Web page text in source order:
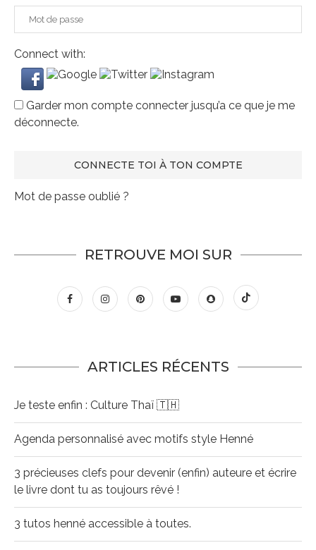
Connect with:
Garder mon compte connecter jusqu’a ce que je me
déconnecte.
Mot de passe oublié ?
RETROUVE MOI SUR
ARTICLES RÉCENTS
Je teste enfin : Culture Thaï 🇹🇭
Agenda personnalisé avec motifs style Henné
3 précieuses clefs pour devenir (enfin) auteure et écrire
le livre dont tu as toujours rêvé !
3 tutos henné accessible à toutes.